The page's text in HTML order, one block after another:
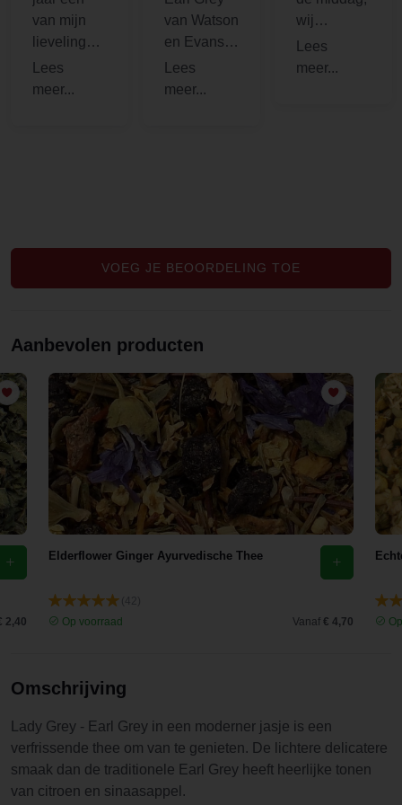
van mijn
lievelingsth
een om de
dag mee te
van Watson
en Evans
drink ik al
een paar
ochtend,
avond is,
deze thee
verveeld
nooit.
wij
genieten er
al een paar
VOEG JE BEOORDELING TOE
Aanbevolen producten
2,40
Elderflower Ginger Ayurvedische Thee
Op voorraad
Vanaf € 4,70
Omschrijving
Lady Grey - Earl Grey in een moderner jasje is een
verfrissende thee om van te genieten. De lichtere delicatere
smaak dan de traditionele Earl Grey heeft heerlijke tonen
van citroen en sinaasappel.